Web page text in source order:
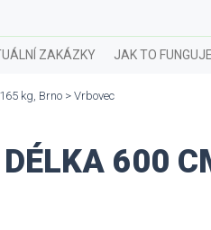
ZAKÁZKY JAK TO FUNGUJE
kg, Brno > Vrbovec
600